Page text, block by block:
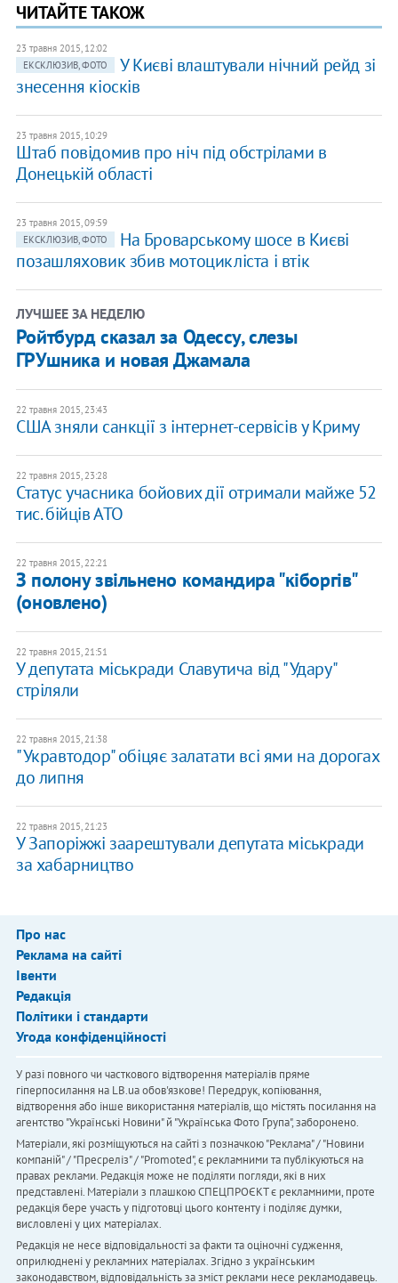
ЧИТАЙТЕ ТАКОЖ
23 травня 2015, 12:02
ЕКСКЛЮЗИВ, ФОТО
У Києві влаштували нічний рейд зі
знесення кіосків
23 травня 2015, 10:29
Штаб повідомив про ніч під обстрілами в
Донецькій області
23 травня 2015, 09:59
ЕКСКЛЮЗИВ, ФОТО
На Броварському шосе в Києві
позашляховик збив мотоцикліста і втік
ЛУЧШЕЕ ЗА НЕДЕЛЮ
Ройтбурд сказал за Одессу, слезы
ГРУшника и новая Джамала
22 травня 2015, 23:43
США зняли санкції з інтернет-сервісів у Криму
22 травня 2015, 23:28
Статус учасника бойових дії отримали майже 52
тис. бійців АТО
22 травня 2015, 22:21
З полону звільнено командира "кіборгів"
(оновлено)
22 травня 2015, 21:51
У депутата міськради Славутича від "Удару"
стріляли
22 травня 2015, 21:38
"Укравтодор" обіцяє залатати всі ями на дорогах
до липня
22 травня 2015, 21:23
У Запоріжжі заарештували депутата міськради
за хабарництво
Про нас
Реклама на сайті
Івенти
Редакція
Політики і стандарти
Угода конфіденційності
У разі повного чи часткового відтворення матеріалів пряме
гіперпосилання на LB.ua обов'язкове! Передрук, копіювання,
відтворення або інше використання матеріалів, що містять посилання на
агентство "Українськi Новини" й "Українська Фото Група", заборонено.
Матеріали, які розміщуються на сайті з позначкою "Реклама" / "Новини
компаній" / "Пресреліз" / "Promoted", є рекламними та публікуються на
правах реклами. Редакція може не поділяти погляди, які в них
представлені. Матеріали з плашкою СПЕЦПРОЄКТ є рекламними, проте
редакція бере участь у підготовці цього контенту і поділяє думки,
висловлені у цих матеріалах.
Редакція не несе відповідальності за факти та оціночні судження,
оприлюднені у рекламних матеріалах. Згідно з українським
законодавством, відповідальність за зміст реклами несе рекламодавець.